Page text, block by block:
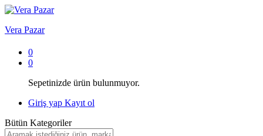
Vera Pazar
0
0
Sepetinizde ürün bulunmuyor.
Giriş yap Kayıt ol
Bütün Kategoriler